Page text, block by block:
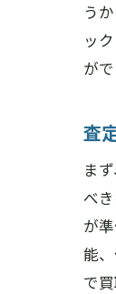
う
ッ
がで
査
ま
べ
が
能
で